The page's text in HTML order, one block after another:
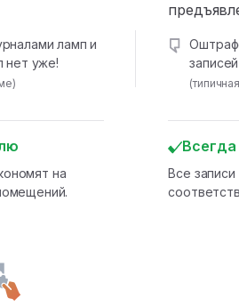
ламп и
нет уже!
на
Всегда
Все